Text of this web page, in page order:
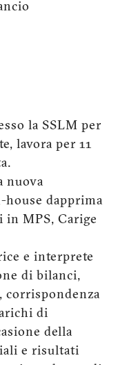
la SSLM per
lavora per 11
nuova
dapprima
in MPS, Carige
e interprete
di bilanci,
corrispondenza
di
della
e risultati